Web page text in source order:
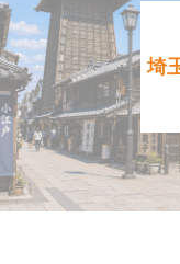
埼
特徴
サービス
店舗一覧
企業情報